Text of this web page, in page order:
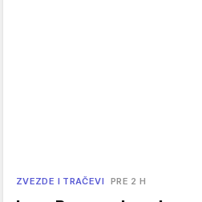
ZVEZDE I TRAČEVI PRE 2 H